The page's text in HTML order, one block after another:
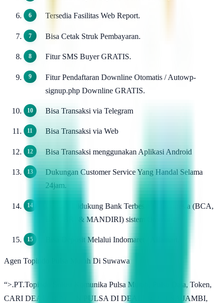
Tersedia Fasilitas Web Report.
Bisa Cetak Struk Pembayaran.
Fitur SMS Buyer GRATIS.
Fitur Pendaftaran Downline Otomatis / Autowp-
signup.php Downline GRATIS.
Bisa Transaksi via Telegram
Bisa Transaksi via Web
Bisa Transaksi menggunakan Aplikasi Android
Dukungan Customer Service Yang Handal Selama
24jam.
Deposit Didukung Bank Terbesar di Indonesia (BCA,
BNI, BRI & MANDIRI) sistem Otomatis.
Bisa Deposit Melalui Indomaret / Alfamart.
Agen Topindo Pulsa Murah Di Suwawa
“>.PT.Topindo Solusi Komunika Pulsa Murah, Pulsa Data, Token,
CARI DEALER AGEN PULSA DI DEALER PULSA JAMBI,